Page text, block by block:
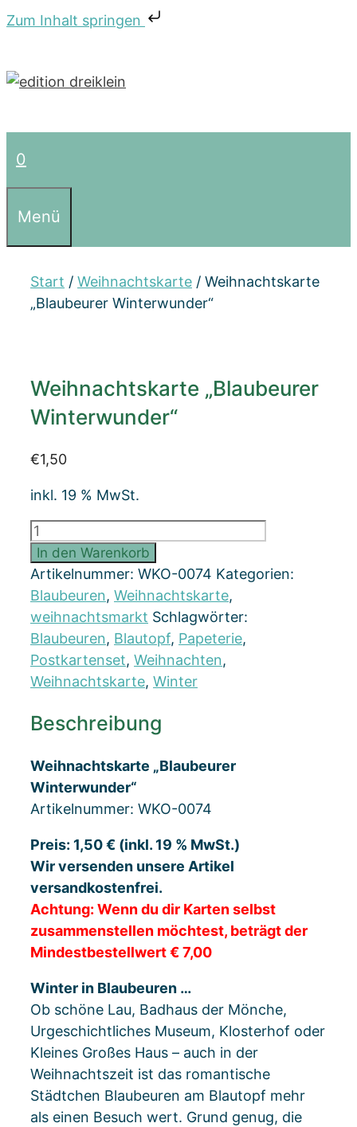
Zum Inhalt springen
springen
0
Menü
Start / Weihnachtskarte / Weihnachtskarte
„Blaubeurer Winterwunder“
Weihnachtskarte „Blaubeurer
Winterwunder“
€1,50
inkl. 19 % MwSt.
Weihnachtskarte
"Blaubeurer
Winterwunder"
Menge
In den Warenkorb
Artikelnummer: WKO-0074 Kategorien:
Blaubeuren, Weihnachtskarte,
weihnachtsmarkt Schlagwörter:
Blaubeuren, Blautopf, Papeterie,
Postkartenset, Weihnachten,
Weihnachtskarte, Winter
Beschreibung
Weihnachtskarte „Blaubeurer
Winterwunder“
Artikelnummer: WKO-0074
Preis: 1,50 € (inkl. 19 % MwSt.)
Wir versenden unsere Artikel
versandkostenfrei.
Achtung: Wenn du dir Karten selbst
zusammenstellen möchtest, beträgt der
Mindestbestellwert € 7,00
Winter in Blaubeuren …
Ob schöne Lau, Badhaus der Mönche,
Urgeschichtliches Museum, Klosterhof oder
Kleines Großes Haus – auch in der
Weihnachtszeit ist das romantische
Städtchen Blaubeuren am Blautopf mehr
als einen Besuch wert. Grund genug, die